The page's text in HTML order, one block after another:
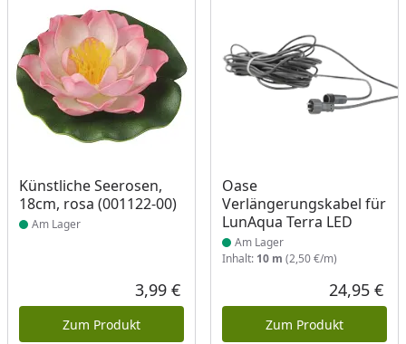
Künstliche Seerosen,
18cm, rosa (001122-00)
Produkt am Lager
Am Lager
Aktueller Preis
3,99 €
Zum Produkt
Oase
Verlängerungskabel für
LunAqua Terra LED
Produkt am Lager
Am Lager
Inhalt: 10 m (2,50 €/m)
24,95 €
Zum Produkt